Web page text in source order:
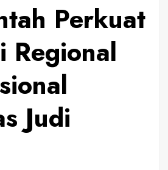
Perkuat
Regional
Judi